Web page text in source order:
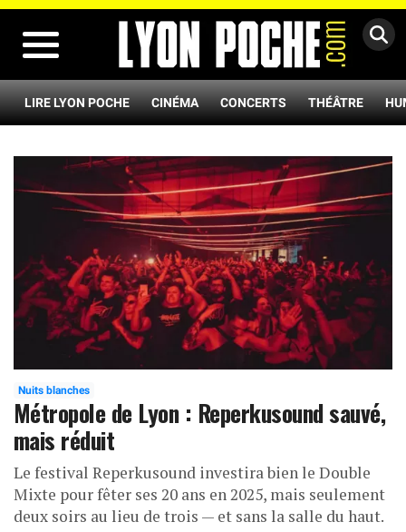
LIRE LYON POCHE CINÉMA CONCERTS THÉÂTRE
Nuits blanches
Métropole de Lyon : Reperkusound sauvé,
mais réduit
Le festival Reperkusound investira bien le Double
Mixte pour fêter ses 20 ans en 2025, mais seulement
deux soirs au lieu de trois — et sans la salle du haut.